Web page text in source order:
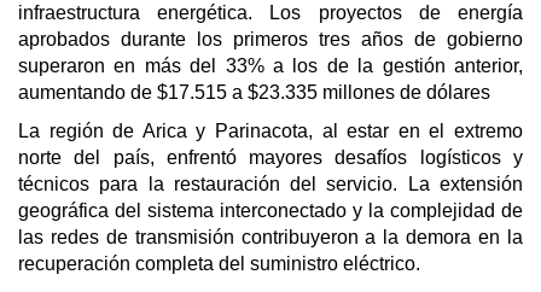
infraestructura energética. Los proyectos de energía
aprobados durante los primeros tres años de gobierno
superaron en más del 33% a los de la gestión anterior,
aumentando de $17.515 a $23.335 millones de dólares
La región de Arica y Parinacota, al estar en el extremo
norte del país, enfrentó mayores desafíos logísticos y
técnicos para la restauración del servicio. La extensión
geográfica del sistema interconectado y la complejidad de
las redes de transmisión contribuyeron a la demora en la
recuperación completa del suministro eléctrico.